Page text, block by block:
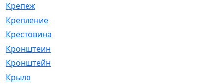
Крепеж
Крепление
Крестовина
Кронштеин
Кронштейн
Крыло